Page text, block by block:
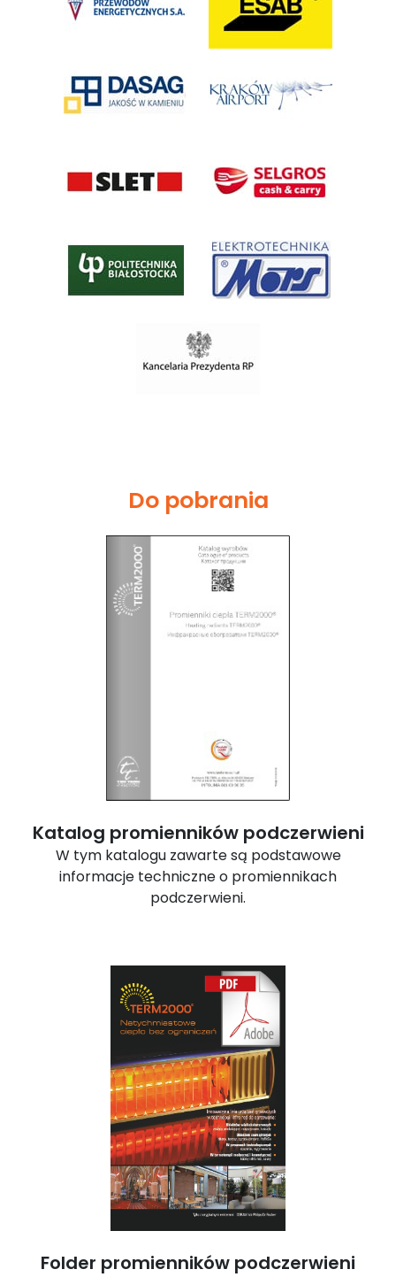
Do pobrania
Katalog promienników podczerwieni
W tym katalogu zawarte są podstawowe
informacje techniczne o promiennikach
podczerwieni.
Folder promienników podczerwieni